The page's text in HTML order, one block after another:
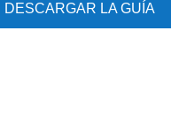
DESCARGAR LA GUÍA